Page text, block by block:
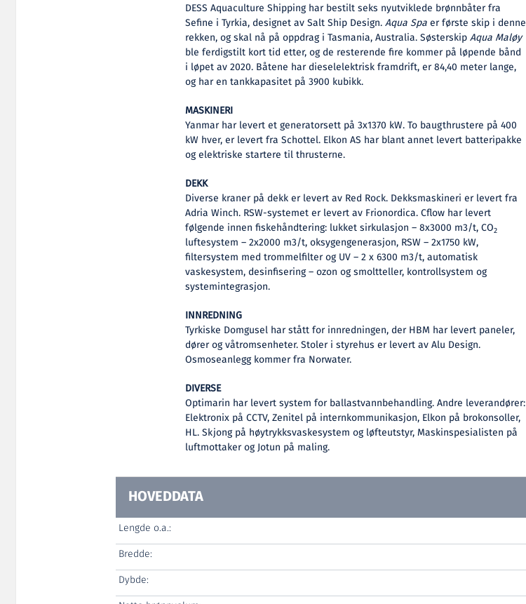
DESS Aquaculture Shipping har bestilt seks nyutviklede brønnbåter fra
Sefine i Tyrkia, designet av Salt Ship Design.Aqua Spaer første skip i denne
rekken, og skal nå på oppdrag i Tasmania, Australia. SøsterskipAqua Maløy
ble ferdigstilt kort tid etter, og de resterende fire kommer på løpende bånd
i løpet av 2020. Båtene har dieselelektrisk framdrift, er 84,40 meter lange,
og har en tankkapasitet på 3900 kubikk.
MASKINERI
Yanmar har levert et generatorsett på 3x1370 kW. To baugthrustere på 400
kW hver, er levert fra Schottel. Elkon AS har blant annet levert batteripakke
og elektriske startere til thrusterne.
DEKK
Diverse kraner på dekk er levert av Red Rock. Dekksmaskineri er levert fra
Adria Winch. RSW-systemet er levert av Frionordica. Cflow har levert
følgende innen fiskehåndtering: lukket sirkulasjon – 8x3000 m3/t, CO2
luftesystem – 2x2000 m3/t, oksygengenerasjon, RSW – 2x1750 kW,
filtersystem med trommelfilter og UV – 2 x 6300 m3/t, automatisk
vaskesystem, desinfisering – ozon og smoltteller, kontrollsystem og
systemintegrasjon.
INNREDNING
Tyrkiske Domgusel har stått for innredningen, der HBM har levert paneler,
dører og våtromsenheter. Stoler i styrehus er levert av Alu Design.
Osmoseanlegg kommer fra Norwater.
DIVERSE
Optimarin har levert system for ballastvannbehandling. Andre leverandører:
Elektronix på CCTV, Zenitel på internkommunikasjon, Elkon på brokonsoller,
HL. Skjong på høytrykksvaskesystem og løfteutstyr, Maskinspesialisten på
luftmottaker og Jotun på maling.
HOVEDDATA
Lengde o.a.:
Bredde:
Dybde: